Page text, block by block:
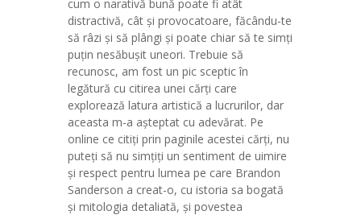
cum o narativă bună poate fi atât
distractivă, cât și provocatoare, făcându-te
să râzi și să plângi și poate chiar să te simți
puțin nesăbușit uneori. Trebuie să
recunosc, am fost un pic sceptic în
legătură cu citirea unei cărți care
explorează latura artistică a lucrurilor, dar
aceasta m-a așteptat cu adevărat. Pe
online ce citiți prin paginile acestei cărți, nu
puteți să nu simțiți un sentiment de uimire
și respect pentru lumea pe care Brandon
Sanderson a creat-o, cu istoria sa bogată
și mitologia detaliată, și povestea